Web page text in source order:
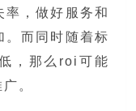
率，做好服务和
。而同时随着标
，那么roi可能
。